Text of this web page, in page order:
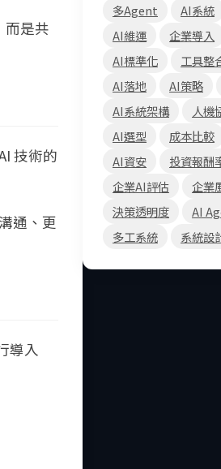
而是共
技術的
通、更
導入
多Agent
AI系統
AI維運
企業導入
AI標準化
工具整
AI落地
AI策略
AI系統架構
人機
AI選型
成本比較
AI資安
投資報酬
企業AI評估
企業
決策透明度
AI
多工系統
系統設